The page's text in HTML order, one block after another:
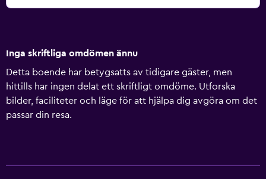
Inga skriftliga omdömen ännu
Detta boende har betygsatts av tidigare gäster, men
hittills har ingen delat ett skriftligt omdöme. Utforska
bilder, faciliteter och läge för att hjälpa dig avgöra om det
passar din resa.